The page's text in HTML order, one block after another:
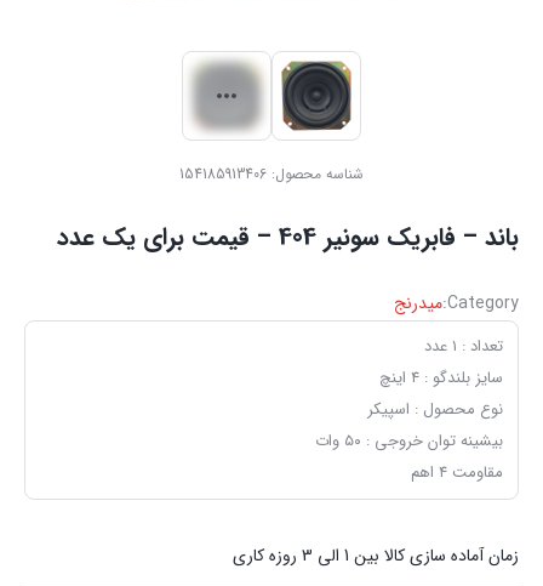
شناسه محصول: 154185913406
باند – فابریک سونیر 404 – قیمت برای یک عدد
Category:میدرنج
تعداد : ۱ عدد
سایز بلندگو : ۴ اینچ
نوع محصول : اسپیکر
بیشینه توان خروجی : ۵۰ وات
مقاومت ۴ اهم
زمان آماده سازی کالا بین 1 الی 3 روزه کاری